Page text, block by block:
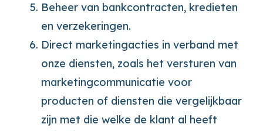
Beheer van bankcontracten, kredieten
en verzekeringen.
Direct marketingacties in verband met
onze diensten, zoals het versturen van
marketingcommunicatie voor
producten of diensten die vergelijkbaar
zijn met die welke de klant al heeft